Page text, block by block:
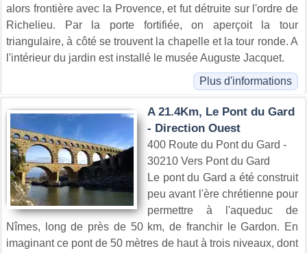
alors frontière avec la Provence, et fut détruite sur l'ordre de
Richelieu. Par la porte fortifiée, on aperçoit la tour
triangulaire, à côté se trouvent la chapelle et la tour ronde. A
l'intérieur du jardin est installé le musée Auguste Jacquet.
Plus d'informations
A 21.4Km, Le Pont du Gard
- Direction Ouest
400 Route du Pont du Gard -
30210 Vers Pont du Gard
Le pont du Gard a été construit
peu avant l'ère chrétienne pour
permettre à l'aqueduc de
Nîmes, long de près de 50 km, de franchir le Gardon. En
imaginant ce pont de 50 mètres de haut à trois niveaux, dont